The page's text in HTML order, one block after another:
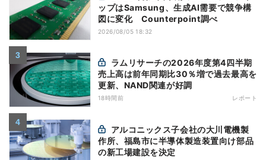
ップはSamsung、生成AI需要で競争構
図に変化 Counterpoint調べ
2026/08/05 18:32
売上高は前年同期比30％増で過去最高を
更新、NAND関連が好調
18時間前 レポート
作所、福島市に半導体製造装置向け部品
の新工場建設を決定